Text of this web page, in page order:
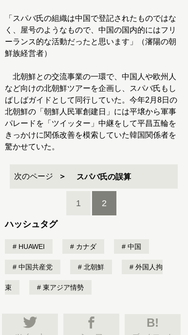
「スパバ氏の組織は中国で登記されたものではな
く、屋号のようなもので、中国の国内的にはフリ
ーランス的な活動だったと思います」（瀋陽の朝
鮮族経営者）
北朝鮮との交流事業の一環で、中国人や欧州人
など向けの北朝鮮ツアーを企画し、スパバ氏もし
ばしばガイドとして同行していた。今年2月8日の
北朝鮮の「朝鮮人民軍創建日」には平壌から軍事
パレードを「ツイッター」中継をして平昌五輪を
きっかけに関係改善を模索していた韓国関係者を
驚かせていた。
次のページ スパバ氏の誤算
1 2
ハッシュタグ
HUAWEI カナダ 中国
中国共産党 北朝鮮 外国人拘
束 東アジア情勢
B!